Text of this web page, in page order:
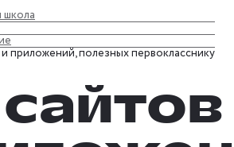
приложений, полезных первокласснику